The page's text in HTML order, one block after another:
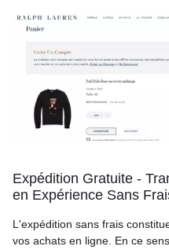
Expédition Gratuite -
en Expérience Sans
L'expédition sans frais
vos achats en ligne. En ce